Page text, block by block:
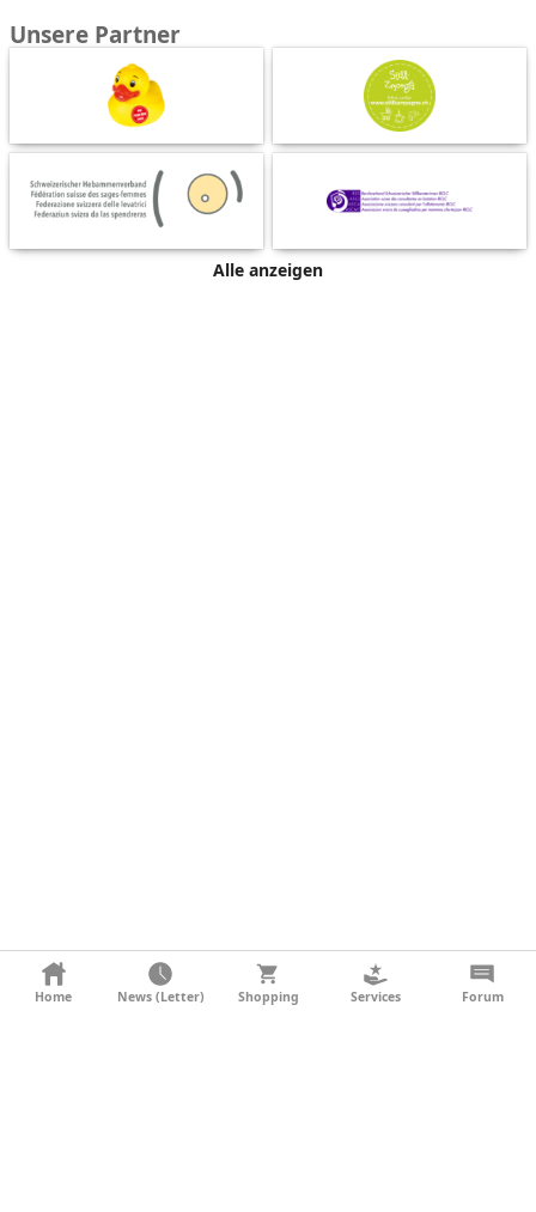
Unsere Partner
Alle anzeigen
KONTAKT
Home News (Letter) Shopping Services Forum